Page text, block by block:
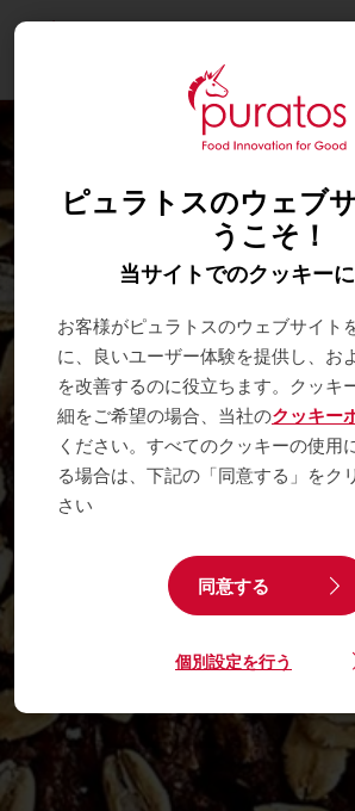
ピュラトスのウェブ
うこそ！
当サイトでのクッキー
お客様がピュラトスのウェブサイト
に、良いユーザー体験を提供し、お
を改善するのに役立ちます。クッキ
細をご希望の場合、当社のクッキー
ください。すべてのクッキーの使用
る場合は、下記の「同意する」をク
さい
同意する
個別設定を行う